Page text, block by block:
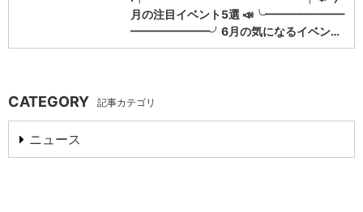
月の注目イベント5選 📣╰━━━━━━━
━━━━━━━╯6月の気になるイベン…
CATEGORY 記事カテゴリ
ニュース